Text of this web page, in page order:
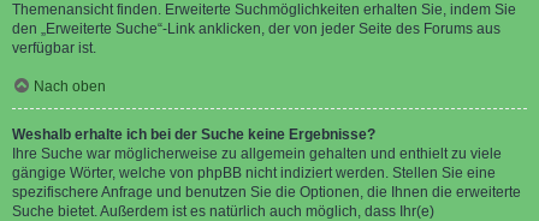
Themenansicht finden. Erweiterte Suchmöglichkeiten erhalten Sie, indem Sie
den „Erweiterte Suche“-Link anklicken, der von jeder Seite des Forums aus
verfügbar ist.
Nach oben
Weshalb erhalte ich bei der Suche keine Ergebnisse?
Ihre Suche war möglicherweise zu allgemein gehalten und enthielt zu viele
gängige Wörter, welche von phpBB nicht indiziert werden. Stellen Sie eine
spezifischere Anfrage und benutzen Sie die Optionen, die Ihnen die erweiterte
Suche bietet. Außerdem ist es natürlich auch möglich, dass Ihr(e)